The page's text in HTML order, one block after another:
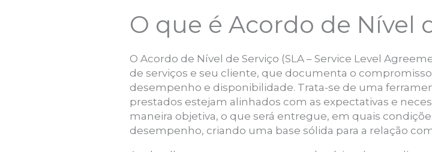
O que é Acordo de Nível
O Acordo de Nível de Serviço (SLA – Service Level
de serviços e seu cliente, que documenta o
desempenho e disponibilidade. Trata-se de uma
prestados estejam alinhados com as expectativas e
maneira objetiva, o que será entregue, em quais
desempenho, criando uma base sólida para a relação